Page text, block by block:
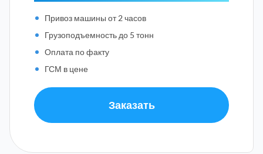
Привоз машины от 2 часов
Грузоподъемность до 5 тонн
Оплата по факту
ГСМ в цене
Заказать